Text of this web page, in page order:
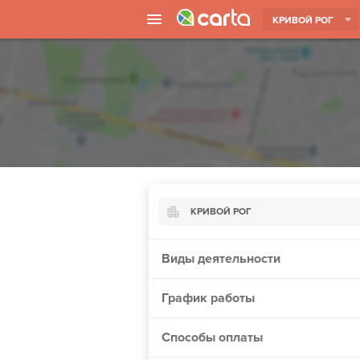
КРИВОЙ РОГ
КРИВОЙ РОГ
Борисполь
Виды деятельности
График работы
Способы оплаты